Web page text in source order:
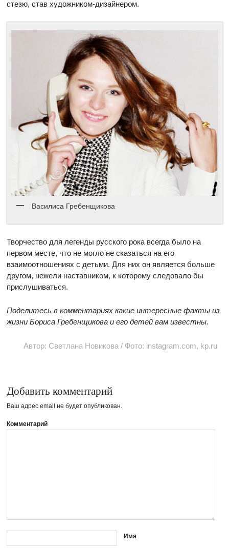
стезю, став художником-дизайнером.
Василиса Гребенщикова
Творчество для легенды русского рока всегда было на
первом месте, что не могло не сказаться на его
взаимоотношениях с детьми. Для них он является больше
другом, нежели наставником, к которому следовало бы
прислушиваться.
Поделитесь в комментариях какие интересные факты из
жизни Бориса Гребенщикова и его детей вам известны.
Автор: Светлана Новикова / Фото: instagram.com, kp.ru
Добавить комментарий
Ваш адрес email не будет опубликован.
Комментарий
Имя